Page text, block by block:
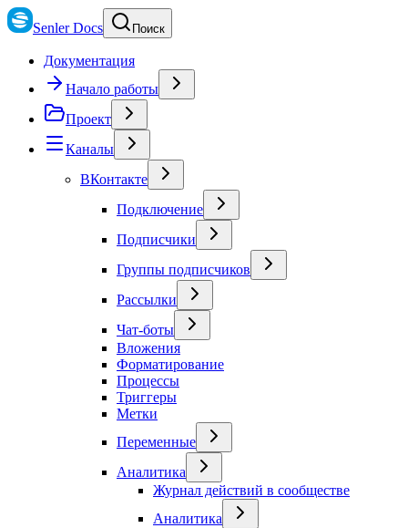
Senler Docs Поиск
Документация
Начало работы
Проект
Каналы
ВКонтакте
Подключение
Подписчики
Группы подписчиков
Рассылки
Чат-боты
Вложения
Форматирование
Процессы
Триггеры
Метки
Переменные
Аналитика
Журнал действий в сообществе
Аналитика